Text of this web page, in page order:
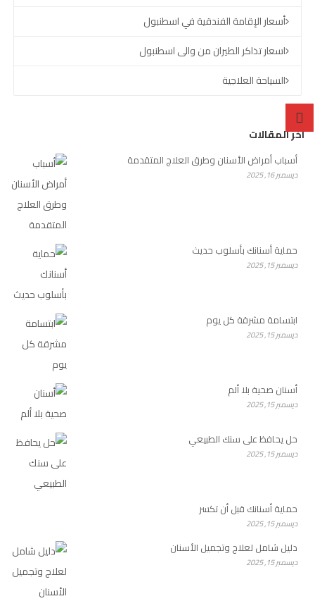
أسعار الإقامة الفندقية في اسطنبول
اسعار تذاكر الطيران من والى اسطنبول
السياحة العلاجية
آخر المقالات
أسباب أمراض الأسنان وطرق العلاج المتقدمة
ديسمبر 16, 2025
حماية أسنانك بأسلوب حديث
ديسمبر 15, 2025
ابتسامة مشرقة كل يوم
ديسمبر 15, 2025
أسنان صحية بلا ألم
ديسمبر 15, 2025
حل يحافظ على سنك الطبيعي
ديسمبر 15, 2025
حماية أسنانك قبل أن تكسر
ديسمبر 15, 2025
دليل شامل لعلاج وتجميل الأسنان
ديسمبر 15, 2025